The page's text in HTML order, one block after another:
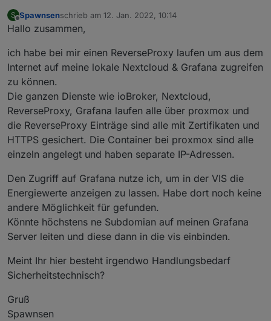
S
Offline
Spawnsenschrieb am 12. Jan. 2022, 10:14
zuletzt editiert von
Hallo zusammen,
ich habe bei mir einen ReverseProxy laufen um aus dem
Internet auf meine lokale Nextcloud & Grafana zugreifen
zu können.
Die ganzen Dienste wie ioBroker, Nextcloud,
ReverseProxy, Grafana laufen alle über proxmox und
die ReverseProxy Einträge sind alle mit Zertifikaten und
HTTPS gesichert. Die Container bei proxmox sind alle
einzeln angelegt und haben separate IP-Adressen.
Den Zugriff auf Grafana nutze ich, um in der VIS die
Energiewerte anzeigen zu lassen. Habe dort noch keine
andere Möglichkeit für gefunden.
Könnte höchstens ne Subdomian auf meinen Grafana
Server leiten und diese dann in die vis einbinden.
Meint Ihr hier besteht irgendwo Handlungsbedarf
Sicherheitstechnisch?
Gruß
Spawnsen